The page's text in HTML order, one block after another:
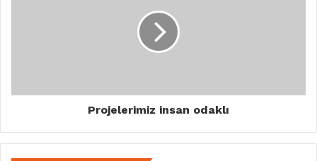
Projelerimiz insan odaklı